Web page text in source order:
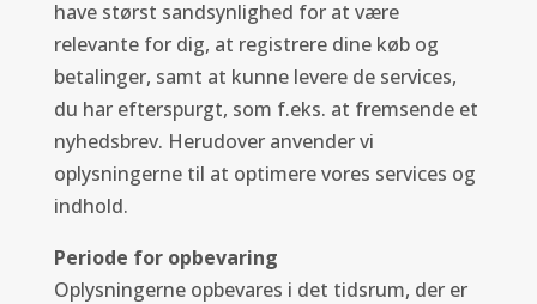
have størst sandsynlighed for at være
relevante for dig, at registrere dine køb og
betalinger, samt at kunne levere de services,
du har efterspurgt, som f.eks. at fremsende et
nyhedsbrev. Herudover anvender vi
oplysningerne til at optimere vores services og
indhold.
Periode for opbevaring
Oplysningerne opbevares i det tidsrum, der er